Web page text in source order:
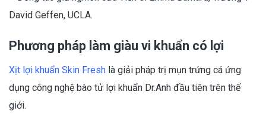
David Geffen, UCLA.
Phương pháp làm giàu vi khuẩn có lợi
Xịt lợi khuẩn Skin Fresh là giải pháp trị mụn trứng cá ứng
dụng công nghệ bào tử lợi khuẩn Dr.Anh đầu tiên trên thế
giới.